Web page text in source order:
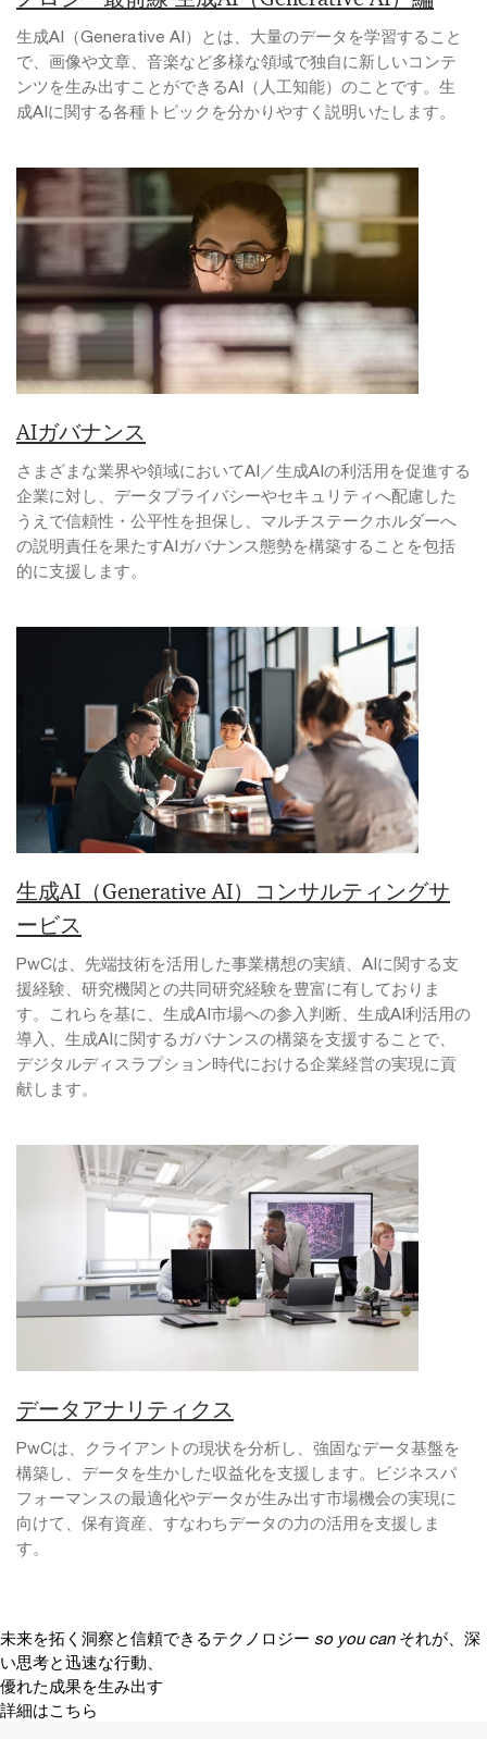
生成AI（Generative AI）とは、大量のデータを学習すること
で、画像や文章、音楽など多様な領域で独自に新しいコンテ
ンツを生み出すことができるAI（人工知能）のことです。生
成AIに関する各種トピックを分かりやすく説明いたします。
AIガバナンス
さまざまな業界や領域においてAI／生成AIの利活用を促進する
企業に対し、データプライバシーやセキュリティへ配慮した
うえで信頼性・公平性を担保し、マルチステークホルダーへ
の説明責任を果たすAIガバナンス態勢を構築することを包括
的に支援します。
生成AI（Generative AI）コンサルティングサ
ービス
PwCは、先端技術を活用した事業構想の実績、AIに関する支
援経験、研究機関との共同研究経験を豊富に有しておりま
す。これらを基に、生成AI市場への参入判断、生成AI利活用の
導入、生成AIに関するガバナンスの構築を支援することで、
デジタルディスラプション時代における企業経営の実現に貢
献します。
データアナリティクス
PwCは、クライアントの現状を分析し、強固なデータ基盤を
構築し、データを生かした収益化を支援します。ビジネスパ
フォーマンスの最適化やデータが生み出す市場機会の実現に
向けて、保有資産、すなわちデータの力の活用を支援しま
す。
未来を拓く洞察と信頼できるテクノロジー so you can それが、深
い思考と迅速な行動、
優れた成果を生み出す
詳細はこちら